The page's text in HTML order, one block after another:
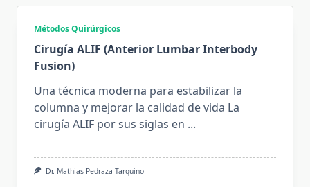
Métodos Quirúrgicos
Cirugía ALIF (Anterior Lumbar Interbody
Fusion)
Una técnica moderna para estabilizar la
columna y mejorar la calidad de vida La
cirugía ALIF por sus siglas en ...
Dr. Mathias Pedraza Tarquino